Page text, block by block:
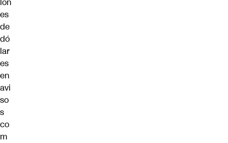
es
de
dó
lar
es
en
avi
so
s
co
m